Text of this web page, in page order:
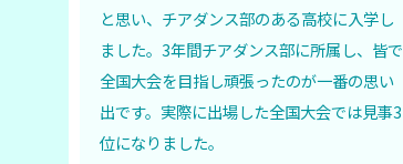
と思い、チアダンス部のある高校に入学し
ました。3年間チアダンス部に所属し、皆で
全国大会を目指し頑張ったのが一番の思い
出です。実際に出場した全国大会では見事3
位になりました。